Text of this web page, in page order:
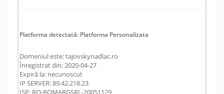
Platforma detectată: Platforma Personalizata
Domeniul este: tajovskynadlac.ro
Înregistrat din: 2020-04-27
Expiră la: necunoscut
IP SERVER: 89.42.218.23
ISP: RO-ROMARGSRL-20051129